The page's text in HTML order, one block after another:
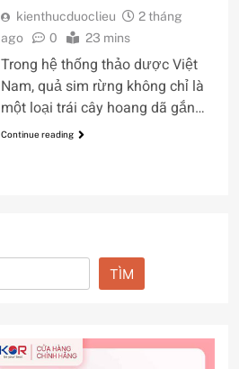
kienthucduoclieu
2 tháng
ago
0 23 mins
Trong hệ thống thảo dược Việt
Nam, quả sim rừng không chỉ là
một loại trái cây hoang dã gắn…
Continue reading
TÌM